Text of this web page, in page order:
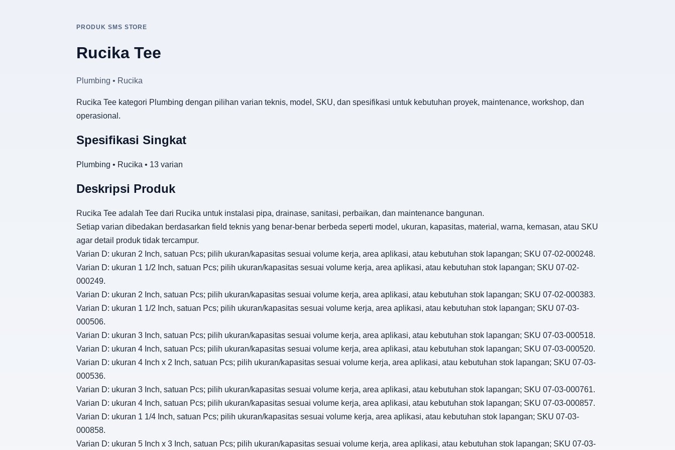
PRODUK SMS STORE
Rucika Tee
Plumbing • Rucika
Rucika Tee kategori Plumbing dengan pilihan varian teknis, model, SKU, dan spesifikasi untuk kebutuhan proyek, maintenance, workshop, dan
operasional.
Spesifikasi Singkat
Plumbing • Rucika • 13 varian
Deskripsi Produk
Rucika Tee adalah Tee dari Rucika untuk instalasi pipa, drainase, sanitasi, perbaikan, dan maintenance bangunan.
Setiap varian dibedakan berdasarkan field teknis yang benar-benar berbeda seperti model, ukuran, kapasitas, material, warna, kemasan, atau SKU
agar detail produk tidak tercampur.
Varian D: ukuran 2 Inch, satuan Pcs; pilih ukuran/kapasitas sesuai volume kerja, area aplikasi, atau kebutuhan stok lapangan; SKU 07-02-000248.
Varian D: ukuran 1 1/2 Inch, satuan Pcs; pilih ukuran/kapasitas sesuai volume kerja, area aplikasi, atau kebutuhan stok lapangan; SKU 07-02-
000249.
Varian D: ukuran 2 Inch, satuan Pcs; pilih ukuran/kapasitas sesuai volume kerja, area aplikasi, atau kebutuhan stok lapangan; SKU 07-02-000383.
Varian D: ukuran 1 1/2 Inch, satuan Pcs; pilih ukuran/kapasitas sesuai volume kerja, area aplikasi, atau kebutuhan stok lapangan; SKU 07-03-
000506.
Varian D: ukuran 3 Inch, satuan Pcs; pilih ukuran/kapasitas sesuai volume kerja, area aplikasi, atau kebutuhan stok lapangan; SKU 07-03-000518.
Varian D: ukuran 4 Inch, satuan Pcs; pilih ukuran/kapasitas sesuai volume kerja, area aplikasi, atau kebutuhan stok lapangan; SKU 07-03-000520.
Varian D: ukuran 4 Inch x 2 Inch, satuan Pcs; pilih ukuran/kapasitas sesuai volume kerja, area aplikasi, atau kebutuhan stok lapangan; SKU 07-03-
000536.
Varian D: ukuran 3 Inch, satuan Pcs; pilih ukuran/kapasitas sesuai volume kerja, area aplikasi, atau kebutuhan stok lapangan; SKU 07-03-000761.
Varian D: ukuran 4 Inch, satuan Pcs; pilih ukuran/kapasitas sesuai volume kerja, area aplikasi, atau kebutuhan stok lapangan; SKU 07-03-000857.
Varian D: ukuran 1 1/4 Inch, satuan Pcs; pilih ukuran/kapasitas sesuai volume kerja, area aplikasi, atau kebutuhan stok lapangan; SKU 07-03-
000858.
Varian D: ukuran 5 Inch x 3 Inch, satuan Pcs; pilih ukuran/kapasitas sesuai volume kerja, area aplikasi, atau kebutuhan stok lapangan; SKU 07-03-